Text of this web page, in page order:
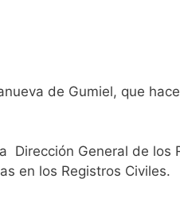
de Gumiel, que
Dirección General de los
en los Registros Civiles.